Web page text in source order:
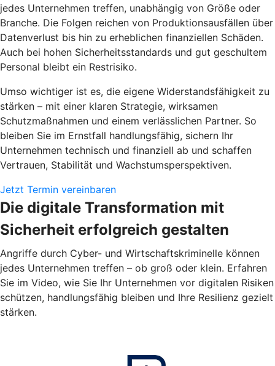
jedes Unternehmen treffen, unabhängig von Größe oder
Branche. Die Folgen reichen von Produktionsausfällen über
Datenverlust bis hin zu erheblichen finanziellen Schäden.
Auch bei hohen Sicherheitsstandards und gut geschultem
Personal bleibt ein Restrisiko.
Umso wichtiger ist es, die eigene Widerstandsfähigkeit zu
stärken – mit einer klaren Strategie, wirksamen
Schutzmaßnahmen und einem verlässlichen Partner. So
bleiben Sie im Ernstfall handlungsfähig, sichern Ihr
Unternehmen technisch und finanziell ab und schaffen
Vertrauen, Stabilität und Wachstumsperspektiven.
Jetzt Termin vereinbaren
Die digitale Transformation mit
Sicherheit erfolgreich gestalten
Angriffe durch Cyber- und Wirtschaftskriminelle können
jedes Unternehmen treffen – ob groß oder klein. Erfahren
Sie im Video, wie Sie Ihr Unternehmen vor digitalen Risiken
schützen, handlungsfähig bleiben und Ihre Resilienz gezielt
stärken.